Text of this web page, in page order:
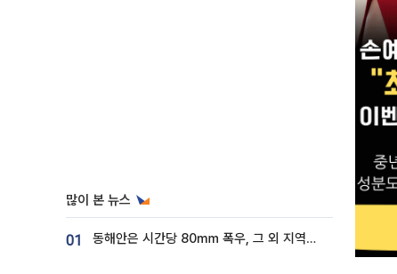
많이 본 뉴스
01 동해안은 시간당 80㎜ 폭우, 그 외 지역은 폭염…‘극과 극 날씨’